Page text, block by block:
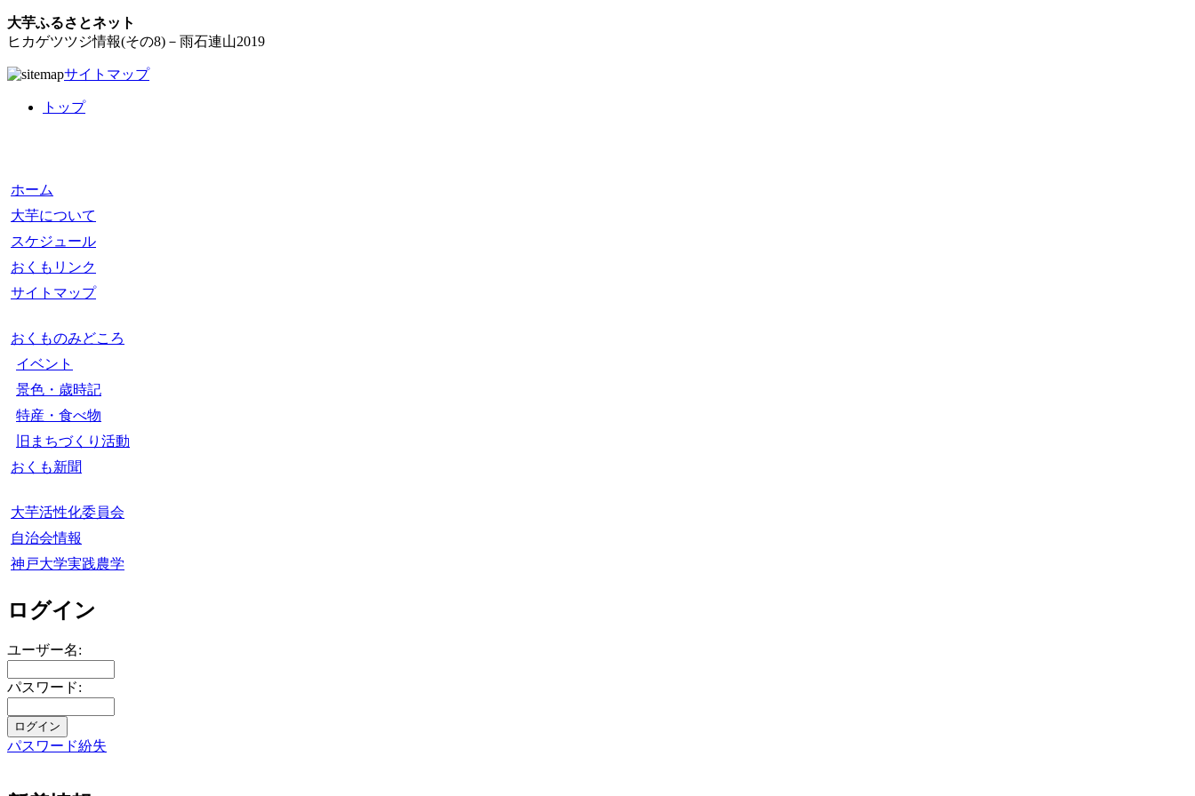
大芋ふるさとネット
ヒカゲツツジ情報(その8)－雨石連山2019
サイトマップ
トップ
ホーム
大芋について
スケジュール
おくもリンク
サイトマップ
おくものみどころ
イベント
景色・歳時記
特産・食べ物
旧まちづくり活動
おくも新聞
大芋活性化委員会
自治会情報
神戸大学実践農学
ログイン
ユーザー名:
パスワード:
パスワード紛失